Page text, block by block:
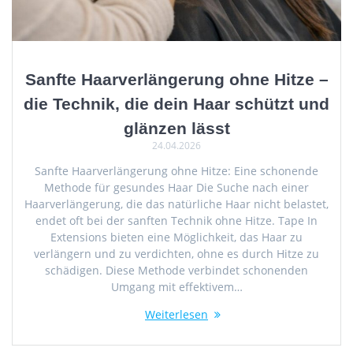
Sanfte Haarverlängerung ohne Hitze –
die Technik, die dein Haar schützt und
glänzen lässt
24.04.2026
Sanfte Haarverlängerung ohne Hitze: Eine schonende
Methode für gesundes Haar Die Suche nach einer
Haarverlängerung, die das natürliche Haar nicht belastet,
endet oft bei der sanften Technik ohne Hitze. Tape In
Extensions bieten eine Möglichkeit, das Haar zu
verlängern und zu verdichten, ohne es durch Hitze zu
schädigen. Diese Methode verbindet schonenden
Umgang mit effektivem…
Weiterlesen